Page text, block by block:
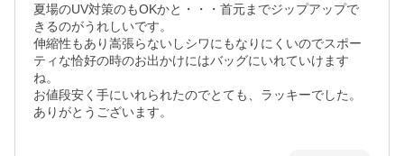
夏場のUV対策のもOKかと・・・首元までジップアップで
きるのがうれしいです。
伸縮性もあり嵩張らないしシワにもなりにくいのでスポー
ティな恰好の時のお出かけにはバッグにいれていけます
ね。
お値段安く手にいれられたのでとても、ラッキーでした。
ありがとうございます。